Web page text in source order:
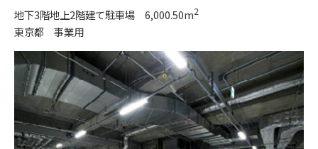
地下3階地上2階建て駐車場 6,000.50m2
東京都 事業用